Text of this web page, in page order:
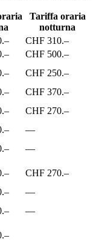
Tariffa oraria
notturna
CHF 310.–
CHF 500.–
CHF 250.–
CHF 370.–
CHF 270.–
—
—
CHF 270.–
—
—